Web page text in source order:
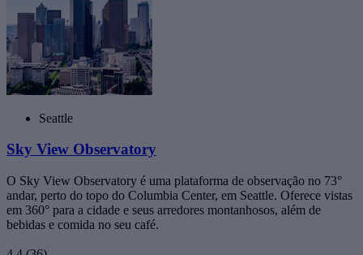
Seattle
Sky View Observatory
O Sky View Observatory é uma plataforma de observação no 73°
andar, perto do topo do Columbia Center, em Seattle. Oferece vistas
em 360° para a cidade e seus arredores montanhosos, além de
bebidas e comida no seu café.